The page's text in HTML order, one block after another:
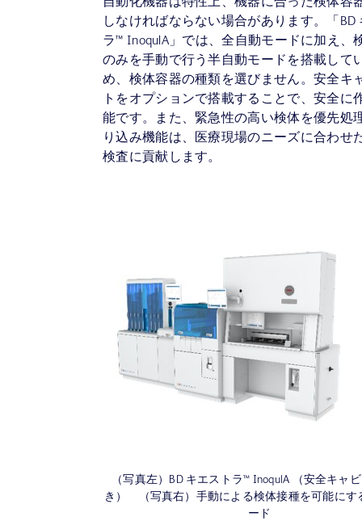
しなければならない場合があります。「BD
ラ™ InoqulA」では、全自動モードに加え、
のみを手動で行う半自動モードを搭載して
め、検体容器の種類を選びません。安全キ
トをオプションで搭載することで、安全に
能です。また、緊急性の高い検体を優先処
り込み機能は、医療現場のニーズに合わせ
検査に貢献します。
（写真左）BD キエストラ™ InoqulA （安全キャ
き） （写真右）手動による検体接種を可能にす
ード